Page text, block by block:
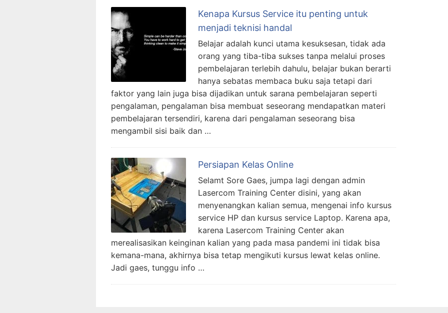
Kenapa Kursus Service itu penting untuk
menjadi teknisi handal
Belajar adalah kunci utama kesuksesan, tidak ada
orang yang tiba-tiba sukses tanpa melalui proses
pembelajaran terlebih dahulu, belajar bukan berarti
hanya sebatas membaca buku saja tetapi dari
faktor yang lain juga bisa dijadikan untuk sarana pembelajaran seperti
pengalaman, pengalaman bisa membuat seseorang mendapatkan materi
pembelajaran tersendiri, karena dari pengalaman seseorang bisa
mengambil sisi baik dan …
Persiapan Kelas Online
Selamt Sore Gaes, jumpa lagi dengan admin
Lasercom Training Center disini, yang akan
menyenangkan kalian semua, mengenai info kursus
service HP dan kursus service Laptop. Karena apa,
karena Lasercom Training Center akan
merealisasikan keinginan kalian yang pada masa pandemi ini tidak bisa
kemana-mana, akhirnya bisa tetap mengikuti kursus lewat kelas online.
Jadi gaes, tunggu info …